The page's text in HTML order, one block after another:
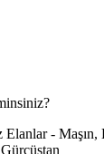
- Maşın,